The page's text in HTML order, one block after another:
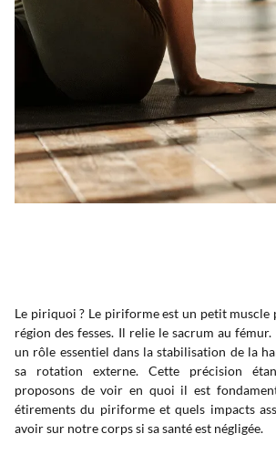
Le piriquoi ? Le piriforme est un petit muscle
région des fesses. Il relie le sacrum au
un rôle essentiel dans la stabilisation de la
sa rotation externe. Cette précision
proposons de voir en quoi il est
étirements du piriforme et quels impacts
avoir sur notre corps si sa santé est négligée.